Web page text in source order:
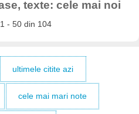
texte: cele mai noi
- 50 din 104
ultimele citite azi
cele mai mari note